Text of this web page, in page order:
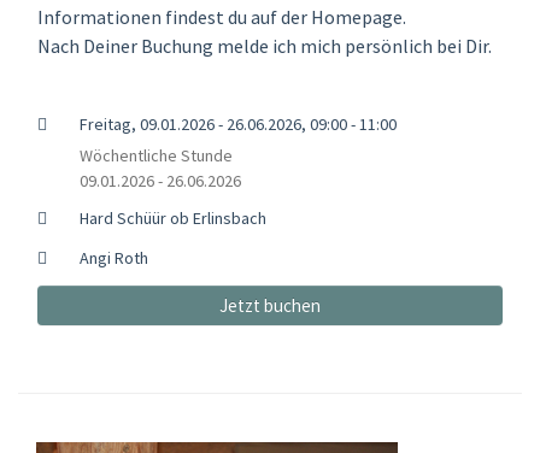
Informationen findest du auf der Homepage.
Nach Deiner Buchung melde ich mich persönlich bei Dir.
Freitag, 09.01.2026 - 26.06.2026, 09:00 - 11:00
Wöchentliche Stunde
09.01.2026 - 26.06.2026
Hard Schüür ob Erlinsbach
Angi Roth
Jetzt buchen